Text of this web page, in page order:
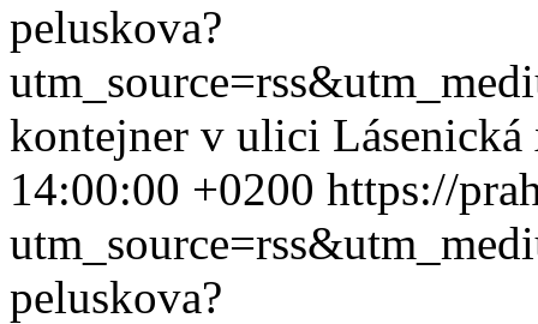
peluskova?
kontejner v ulici
14:00:00 +0200 https://
peluskova?